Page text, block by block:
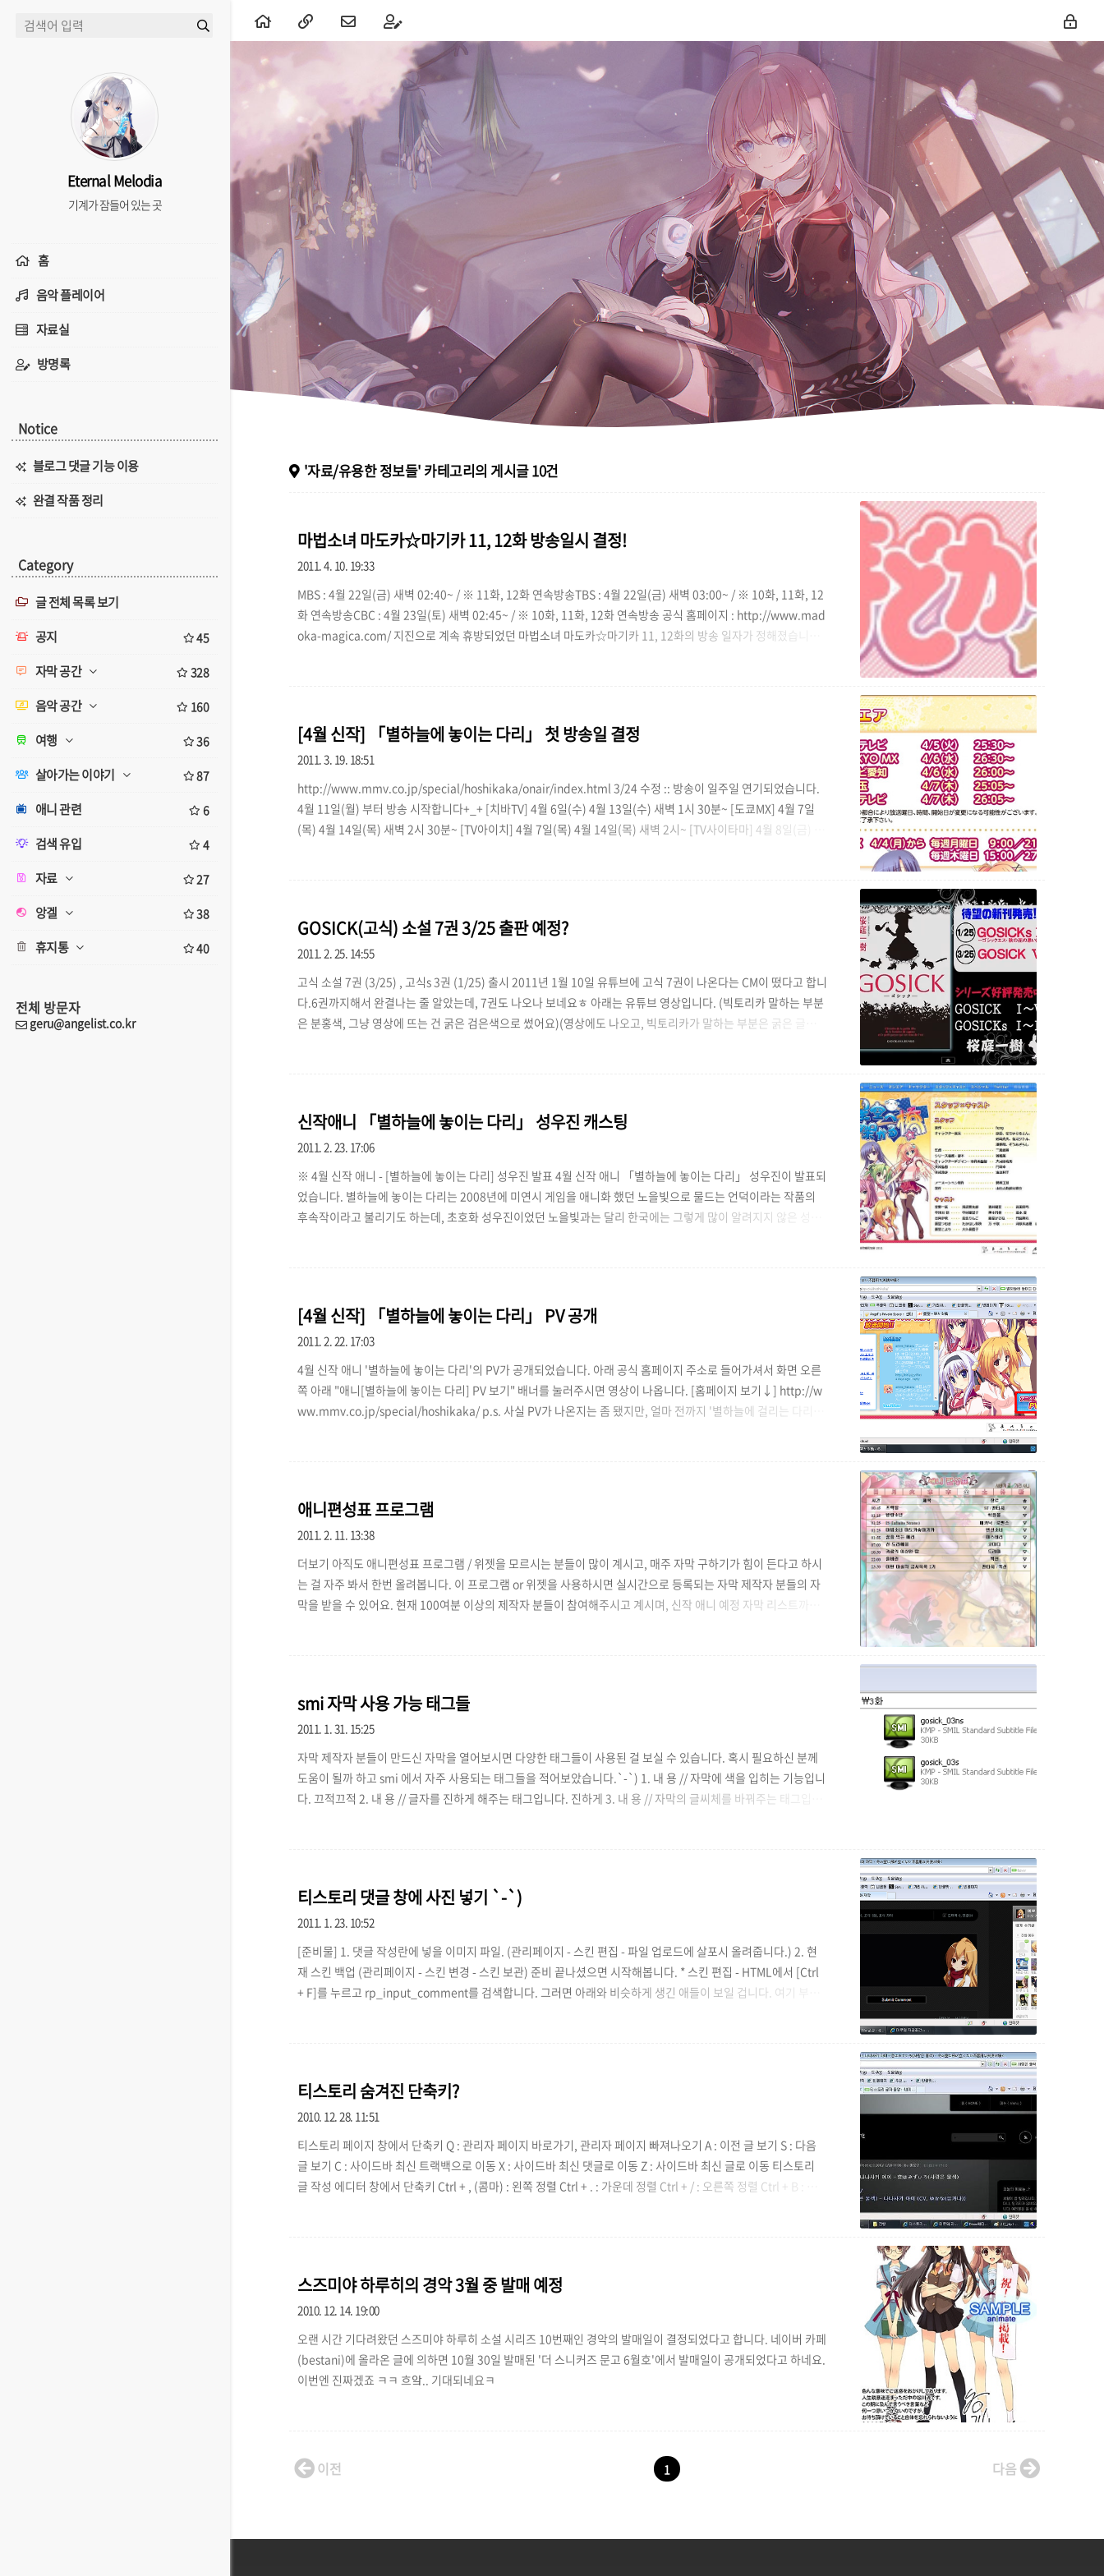
'자료/유용한 정보들' 카테고리의 게시글10건
마법소녀 마도카☆마기카 11, 12화 방송일시 결정!
2011. 4. 10. 19:33
MBS : 4월 22일(금) 새벽 02:40~ / ※ 11화, 12화 연속방송TBS : 4월 22일(금) 새벽 03:00~ / ※ 10화, 11화, 12
화 연속방송CBC : 4월 23일(토) 새벽 02:45~ / ※ 10화, 11화, 12화 연속방송 공식 홈페이지 : http://www.mad
oka-magica.com/ 지진으로 계속 휴방되었던 마법소녀 마도카☆마기카 11, 12화의 방송 일자가 정해졌습니다.
[4월 신작] 「별하늘에 놓이는 다리」 첫 방송일 결정
2011. 3. 19. 18:51
http://www.mmv.co.jp/special/hoshikaka/onair/index.html 3/24 수정 :: 방송이 일주일 연기되었습니다.
4월 11일(월) 부터 방송 시작합니다+_+ [치바TV] 4월 6일(수) 4월 13일(수) 새벽 1시 30분~ [도쿄MX] 4월 7일
(목) 4월 14일(목) 새벽 2시 30분~ [TV아이치] 4월 7일(목) 4월 14일(목) 새벽 2시~ [TV사이타마] 4월 8일(금) 4
GOSICK(고식) 소설 7권 3/25 출판 예정?
2011. 2. 25. 14:55
고식 소설 7권 (3/25) , 고식s 3권 (1/25) 출시 2011년 1월 10일 유튜브에 고식 7권이 나온다는 CM이 떴다고 합니
다.6권까지해서 완결나는 줄 알았는데, 7권도 나오나 보네요ㅎ 아래는 유튜브 영상입니다. (빅토리카 말하는 부분
은 분홍색, 그냥 영상에 뜨는 건 굵은 검은색으로 썼어요)(영상에도 나오고, 빅토리카가 말하는 부분은 굵은 글자 +
신작애니 「별하늘에 놓이는 다리」 성우진 캐스팅
2011. 2. 23. 17:06
※ 4월 신작 애니 - [별하늘에 놓이는 다리] 성우진 발표 4월 신작 애니 「별하늘에 놓이는 다리」 성우진이 발표되
었습니다. 별하늘에 놓이는 다리는 2008년에 미연시 게임을 애니화 했던 노을빛으로 물드는 언덕이라는 작품의
후속작이라고 불리기도 하는데, 초호화 성우진이었던 노을빛과는 달리 한국에는 그렇게 많이 알려지지 않은 성우
[4월 신작] 「별하늘에 놓이는 다리」 PV 공개
2011. 2. 22. 17:03
4월 신작 애니 '별하늘에 놓이는 다리'의 PV가 공개되었습니다. 아래 공식 홈페이지 주소로 들어가셔서 화면 오른
쪽 아래 "애니[별하늘에 놓이는 다리] PV 보기" 배너를 눌러주시면 영상이 나옵니다. [홈페이지 보기↓] http://w
ww.mmv.co.jp/special/hoshikaka/ p.s. 사실 PV가 나온지는 좀 됐지만, 얼마 전까지 '별하늘에 걸리는 다리'라
애니편성표 프로그램
2011. 2. 11. 13:38
더보기 아직도 애니편성표 프로그램 / 위젯을 모르시는 분들이 많이 계시고, 매주 자막 구하기가 힘이 든다고 하시
는 걸 자주 봐서 한번 올려봅니다. 이 프로그램 or 위젯을 사용하시면 실시간으로 등록되는 자막 제작자 분들의 자
막을 받을 수 있어요. 현재 100여분 이상의 제작자 분들이 참여해주시고 계시며, 신작 애니 예정 자막 리스트까지
smi 자막 사용 가능 태그들
2011. 1. 31. 15:25
자막 제작자 분들이 만드신 자막을 열어보시면 다양한 태그들이 사용된 걸 보실 수 있습니다. 혹시 필요하신 분께
도움이 될까 하고 smi 에서 자주 사용되는 태그들을 적어보았습니다.`-`) 1. 내 용 // 자막에 색을 입히는 기능입니
다. 끄적끄적 2. 내 용 // 글자를 진하게 해주는 태그입니다. 진하게 3. 내 용 // 자막의 글씨체를 바꿔주는 태그입니
티스토리 댓글 창에 사진 넣기 `-`)
2011. 1. 23. 10:52
[준비물] 1. 댓글 작성란에 넣을 이미지 파일. (관리페이지 - 스킨 편집 - 파일 업로드에 살포시 올려줍니다.) 2. 현
재 스킨 백업 (관리페이지 - 스킨 변경 - 스킨 보관) 준비 끝나셨으면 시작해봅니다. * 스킨 편집 - HTML에서 [Ctrl
+ F]를 누르고 rp_input_comment를 검색합니다. 그러면 아래와 비슷하게 생긴 애들이 보일 겁니다. 여기 부분
티스토리 숨겨진 단축키?
2010. 12. 28. 11:51
티스토리 페이지 창에서 단축키 Q : 관리자 페이지 바로가기, 관리자 페이지 빠져나오기 A : 이전 글 보기 S : 다음
글 보기 C : 사이드바 최신 트랙백으로 이동 X : 사이드바 최신 댓글로 이동 Z : 사이드바 최신 글로 이동 티스토리
글 작성 에디터 창에서 단축키 Ctrl + , (콤마) : 왼쪽 정렬 Ctrl + . : 가운데 정렬 Ctrl + / : 오른쪽 정렬 Ctrl + B : 글
스즈미야 하루히의 경악 3월 중 발매 예정
2010. 12. 14. 19:00
오랜 시간 기다려왔던 스즈미야 하루히 소설 시리즈 10번째인 경악의 발매일이 결정되었다고 합니다. 네이버 카페
(bestani)에 올라온 글에 의하면 10월 30일 발매된 '더 스니커즈 문고 6월호'에서 발매일이 공개되었다고 하네요.
이번엔 진짜겠죠 ㅋㅋ 흐앜.. 기대되네요ㅋ
이전 1 다음
Eternal Melodia
기계가 잠들어 있는 곳
홈
음악 플레이어
자료실
방명록
Notice
블로그 댓글 기능 이용
완결 작품 정리
Category
글 전체 목록 보기
공지
45
자막 공간 328
음악 공간 160
여행 36
살아가는 이야기 87
애니 관련 6
검색 유입 4
자료 27
앙겔 38
휴지통 40
전체 방문자
geru@angelist.co.kr
티스토리툴바